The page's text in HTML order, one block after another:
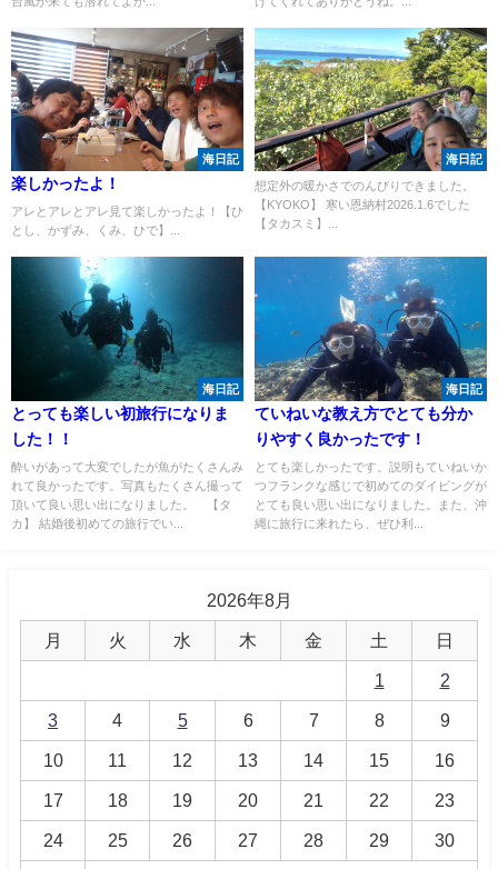
海日記
楽しかったよ！
アレとアレとアレ見て楽しかったよ！【ひ
とし、かずみ、くみ、ひで】...
海日記
想定外の暖かさでのんびりできました。
【KYOKO】 寒い恩納村2026.1.6でした
【タカスミ】...
海日記
とっても楽しい初旅行になりま
した！！
酔いがあって大変でしたが魚がたくさんみ
れて良かったです。写真もたくさん撮って
頂いて良い思い出になりました。 【タ
カ】 結婚後初めての旅行でい...
海日記
ていねいな教え方でとても分か
りやすく良かったです！
とても楽しかったです。説明もていねいか
つフランクな感じで初めてのダイビングが
とても良い思い出になりました。また、沖
縄に旅行に来れたら、ぜひ利...
2026年8月
月 火 水 木 金 土 日
1 2
3 4 5 6 7 8 9
10 11 12 13 14 15 16
17 18 19 20 21 22 23
24 25 26 27 28 29 30